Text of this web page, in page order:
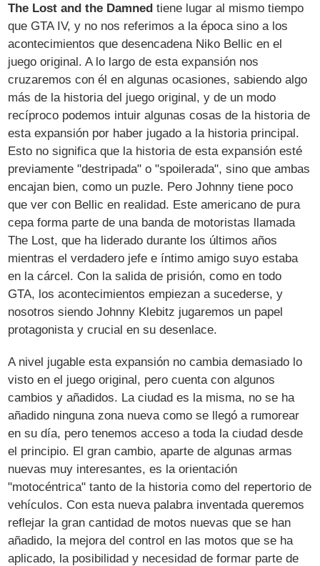
The Lost and the Damned tiene lugar al mismo tiempo
que GTA IV, y no nos referimos a la época sino a los
acontecimientos que desencadena Niko Bellic en el
juego original. A lo largo de esta expansión nos
cruzaremos con él en algunas ocasiones, sabiendo algo
más de la historia del juego original, y de un modo
recíproco podemos intuir algunas cosas de la historia de
esta expansión por haber jugado a la historia principal.
Esto no significa que la historia de esta expansión esté
previamente "destripada" o "spoilerada", sino que ambas
encajan bien, como un puzle. Pero Johnny tiene poco
que ver con Bellic en realidad. Este americano de pura
cepa forma parte de una banda de motoristas llamada
The Lost, que ha liderado durante los últimos años
mientras el verdadero jefe e íntimo amigo suyo estaba
en la cárcel. Con la salida de prisión, como en todo
GTA, los acontecimientos empiezan a sucederse, y
nosotros siendo Johnny Klebitz jugaremos un papel
protagonista y crucial en su desenlace.
A nivel jugable esta expansión no cambia demasiado lo
visto en el juego original, pero cuenta con algunos
cambios y añadidos. La ciudad es la misma, no se ha
añadido ninguna zona nueva como se llegó a rumorear
en su día, pero tenemos acceso a toda la ciudad desde
el principio. El gran cambio, aparte de algunas armas
nuevas muy interesantes, es la orientación
"motocéntrica" tanto de la historia como del repertorio de
vehículos. Con esta nueva palabra inventada queremos
reflejar la gran cantidad de motos nuevas que se han
añadido, la mejora del control en las motos que se ha
aplicado, la posibilidad y necesidad de formar parte de